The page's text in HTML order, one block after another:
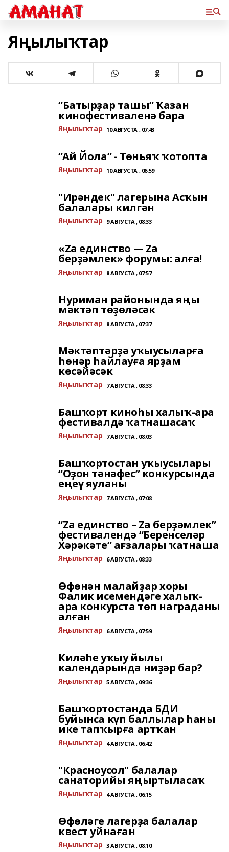
Яңылыҡтар
“Батырҙар ташы” Ҡазан
кинофестиваленә бара
Яңылыҡтар 10 АВГУСТА , 07:43
“Ай Йола” - Төньяҡ ҡотопта
Яңылыҡтар 10 АВГУСТА , 06:59
"Ирәндек" лагерына Асҡын
балалары килгән
Яңылыҡтар 9 АВГУСТА , 08:33
«Za единство — Za
берҙәмлек» форумы: алға!
Яңылыҡтар 8 АВГУСТА , 07:57
Нуриман районында яңы
мәктәп төҙөләсәк
Яңылыҡтар 8 АВГУСТА , 07:37
Мәктәптәрҙә уҡыусыларға
һөнәр һайлауға ярҙам
көсәйәсәк
Яңылыҡтар 7 АВГУСТА , 08:33
Башҡорт киноһы халыҡ-ара
фестивалдә ҡатнашасаҡ
Яңылыҡтар 7 АВГУСТА , 08:03
Башҡортостан уҡыусылары
“Оҙон тәнәфес” конкурсында
еңеү яуланы
Яңылыҡтар 7 АВГУСТА , 07:08
“Zа единство – Zа берҙәмлек”
фестивалендә “Беренселәр
Хәрәкәте” ағзалары ҡатнаша
Яңылыҡтар 6 АВГУСТА , 08:33
Өфөнән малайҙар хоры
Фалик исемендәге халыҡ-
ара конкурста төп награданы
алған
Яңылыҡтар 6 АВГУСТА , 07:59
Киләһе уҡыу йылы
календарында ниҙәр бар?
Яңылыҡтар 5 АВГУСТА , 09:36
Башҡортостанда БДИ
буйынса күп баллылар һаны
ике тапҡырға артҡан
Яңылыҡтар 4 АВГУСТА , 06:42
"Красноусол" балалар
санаторийы яңыртыласаҡ
Яңылыҡтар 4 АВГУСТА , 06:15
Өфөләге лагерҙа балалар
квест уйнаған
Яңылыҡтар 3 АВГУСТА , 08:10